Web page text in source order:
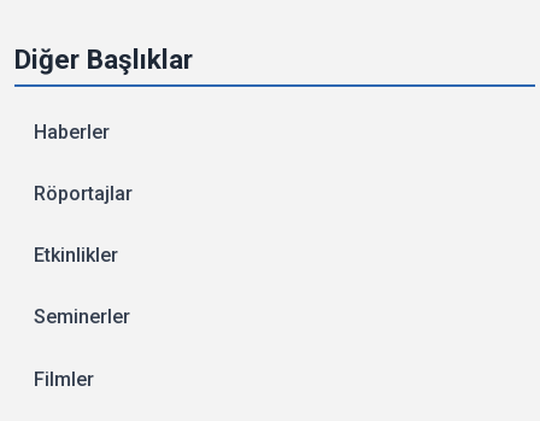
Diğer Başlıklar
Haberler
Röportajlar
Etkinlikler
Seminerler
Filmler